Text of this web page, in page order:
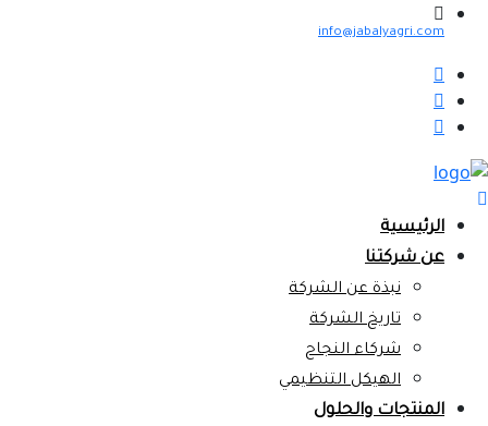
info@jabalyagri.com
الرئيسية
عن شركتنا
نبذة عن الشركة
تاريخ الشركة
شركاء النجاح
الهيكل التنظيمي
المنتجات والحلول